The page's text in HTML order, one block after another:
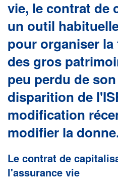
vie, le contrat de
un outil
pour organiser
des gros
peu perdu de
disparition de
modification
modifier la
Le contrat de
l'assurance vie